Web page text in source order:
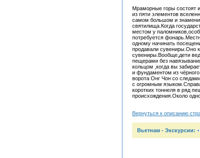
Мраморные горы состоят
из пяти элементов
самом большом и
святилища.Когда
местом у
потребуется
одному начинать
продавали сувениры.Оно
сувениры.Вообще,дети
пещерами без
кольцом ,когда вы
и фундаментом из
ворота Онг Чон со
с огромным
коротких тоннеля в ряд
происхождения.Около
Вернуться к описанию
Вьетнам - Экскурсии: